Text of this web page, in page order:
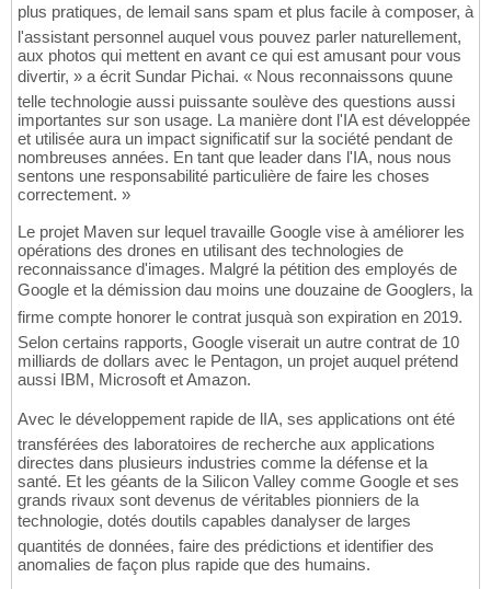
plus pratiques, de lemail sans spam et plus facile à composer, à
l'assistant personnel auquel vous pouvez parler naturellement,
aux photos qui mettent en avant ce qui est amusant pour vous
divertir, » a écrit Sundar Pichai. « Nous reconnaissons quune
telle technologie aussi puissante soulève des questions aussi
importantes sur son usage. La manière dont l'IA est développée
et utilisée aura un impact significatif sur la société pendant de
nombreuses années. En tant que leader dans l'IA, nous nous
sentons une responsabilité particulière de faire les choses
correctement. »
Le projet Maven sur lequel travaille Google vise à améliorer les
opérations des drones en utilisant des technologies de
reconnaissance d'images. Malgré la pétition des employés de
Google et la démission dau moins une douzaine de Googlers, la
firme compte honorer le contrat jusquà son expiration en 2019.
Selon certains rapports, Google viserait un autre contrat de 10
milliards de dollars avec le Pentagon, un projet auquel prétend
aussi IBM, Microsoft et Amazon.
Avec le développement rapide de lIA, ses applications ont été
transférées des laboratoires de recherche aux applications
directes dans plusieurs industries comme la défense et la
santé. Et les géants de la Silicon Valley comme Google et ses
grands rivaux sont devenus de véritables pionniers de la
technologie, dotés doutils capables danalyser de larges
quantités de données, faire des prédictions et identifier des
anomalies de façon plus rapide que des humains.